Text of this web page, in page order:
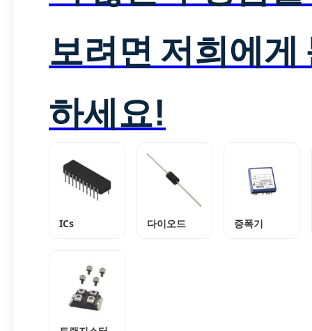
보려면 저희에게
하세요!
ICs 다이오드 증폭기